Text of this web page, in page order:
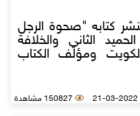
كتابه "صحوة الرجل
الثاني والخلافة
عام 1984م بالكويت ومؤلف الكتاب
150827 مشاهدة